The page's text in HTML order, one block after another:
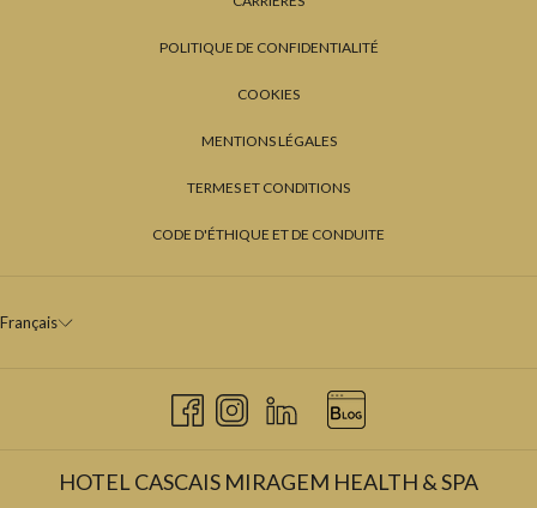
POLITIQUE DE CONFIDENTIALITÉ
COOKIES
MENTIONS LÉGALES
TERMES ET CONDITIONS
CODE D'ÉTHIQUE ET DE CONDUITE
Français
HOTEL CASCAIS MIRAGEM HEALTH & SPA